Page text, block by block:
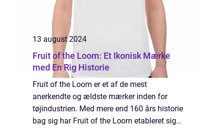
13 august 2024
Fruit of the Loom: Et Ikonisk Mærke
med En Rig Historie
Fruit of the Loom er et af de mest
anerkendte og ældste mærker inden for
tøjindustrien. Med mere end 160 års historie
bag sig har Fruit of the Loom etableret sig